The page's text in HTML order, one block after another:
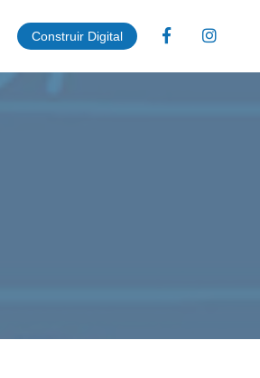
Construir Digital